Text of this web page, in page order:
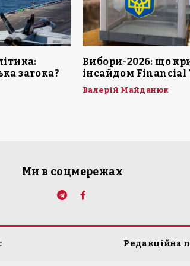
затока?
Вибори-2026: що
інсайдом Financial
Валерій Майданюк
Ми в соцмережах
Редакційна